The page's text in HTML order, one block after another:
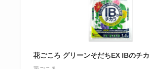
花ごころ グリーンそだちEX IBのチ